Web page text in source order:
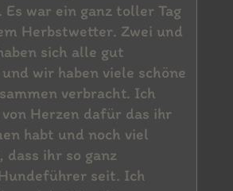
Es war ein ganz toller Tag
Herbstwetter. Zwei und
sich alle gut
wir haben viele schöne
verbracht. Ich
Herzen dafür das ihr
habt und noch viel
ihr so ganz
seit. Ich